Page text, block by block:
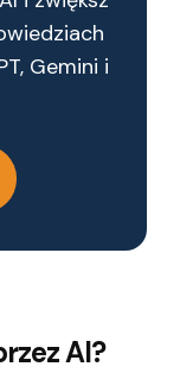
Gemini i
AI?